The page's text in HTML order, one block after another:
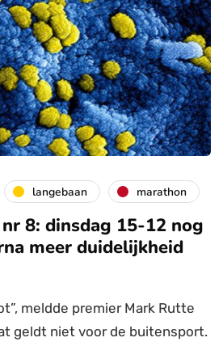
langebaan marathon
8: dinsdag 15-12 nog
meer duidelijkheid
meldde premier Mark Rutte
geldt niet voor de buitensport.